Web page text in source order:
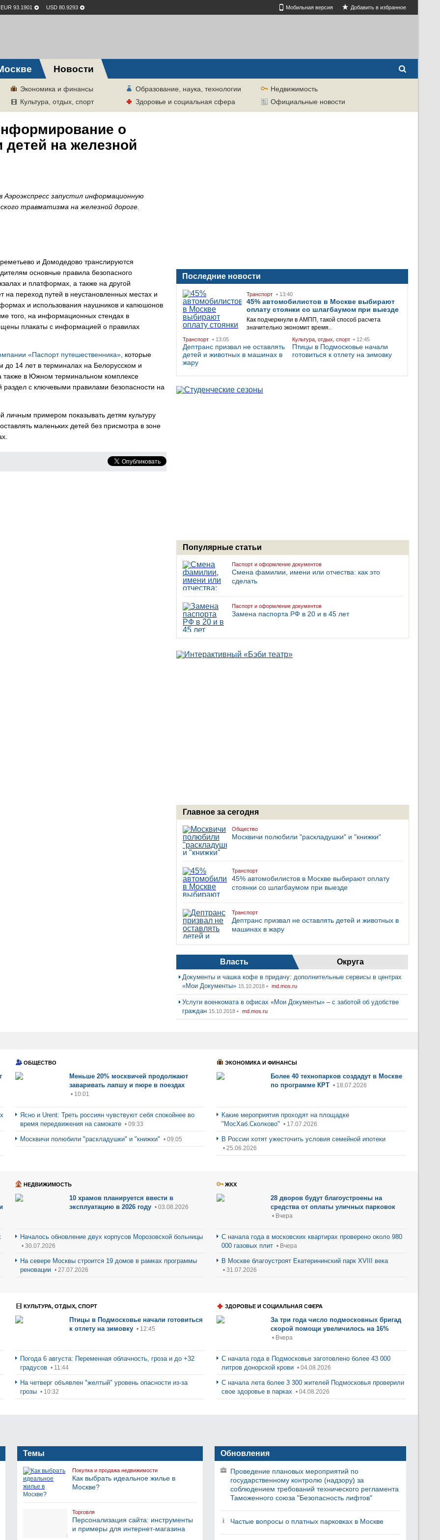
EUR 93.1901 USD 80.9293 Мобильная версия Добавить в избранное
Новости
Экономика и финансы Образование, наука, технологии
Недвижимость
Культура, отдых, спорт Здоровье и социальная сфера Официальные новости
о
детей на железной
Аэроэкспресс запустил информационную
травматизма на железной дороге.
и Домодедово транслируются
основные правила безопасного
и платформах, а также на другой
на переход путей в неустановленных местах и
и использования наушников и капюшонов
того, на информационных стендах в
плакаты с информацией о правилах
«Паспорт путешественника», которые
до 14 лет в терминалах на Белорусском и
также в Южном терминальном комплексе
с ключевыми правилами безопасности на
личным примером показывать детям культуру
маленьких детей без присмотра в зоне
Последние новости
Транспорт • 13:40
45% автомобилистов в Москве выбирают
оплату стоянки со шлагбаумом при выезде
Как подчеркнули в АМПП, такой способ расчета
значительно экономит время..
Транспорт • 13:05
Дептранс призвал не оставлять
детей и животных в машинах в
жару
Культура, отдых, спорт • 12:45
Птицы в Подмосковье начали
готовиться к отлету на зимовку
Популярные статьи
Паспорт и оформление документов
Смена фамилии, имени или отчества: как это
сделать
Паспорт и оформление документов
Замена паспорта РФ в 20 и в 45 лет
Главное за сегодня
Общество
Москвичи полюбили "раскладушки" и "книжки"
Транспорт
45% автомобилистов в Москве выбирают оплату
стоянки со шлагбаумом при выезде
Транспорт
Дептранс призвал не оставлять детей и животных в
машинах в жару
Власть Округа
Документы и чашка кофе в придачу: дополнительные сервисы в центрах
«Мои Документы» 15.10.2018 • md.mos.ru
Услуги военкомата в офисах «Мои Документы» – с заботой об удобстве
граждан 15.10.2018 • md.mos.ru
ОБЩЕСТВО
Меньше 20% москвичей продолжают
заваривать лапшу и пюре в поездах
• 10:01
Ясно и Urent: Треть россиян чувствуют себя спокойнее во
время передвижения на самокате • 09:33
Москвичи полюбили "раскладушки" и "книжки" • 09:05
ЭКОНОМИКА И ФИНАНСЫ
Более 40 технопарков создадут в Москве
по программе КРТ • 18.07.2026
Какие мероприятия проходят на площадке
"МосХаб.Сколково" • 17.07.2026
В России хотят ужесточить условия семейной ипотеки
• 25.06.2026
НЕДВИЖИМОСТЬ
10 храмов планируется ввести в
эксплуатацию в 2026 году • 03.08.2026
Началось обновление двух корпусов Морозовской больницы
• 30.07.2026
На севере Москвы строится 19 домов в рамках программы
реновации • 27.07.2026
ЖКХ
28 дворов будут благоустроены на
средства от оплаты уличных парковок
• Вчера
С начала года в московских квартирах проверено около 980
000 газовых плит • Вчера
В Москве благоустроят Екатерининский парк XVIII века
• 31.07.2026
КУЛЬТУРА, ОТДЫХ, СПОРТ
Птицы в Подмосковье начали готовиться
к отлету на зимовку • 12:45
Погода 6 августа: Переменная облачность, гроза и до +32
градусов • 11:44
На четверг объявлен "желтый" уровень опасности из-за
грозы • 10:32
ЗДОРОВЬЕ И СОЦИАЛЬНАЯ СФЕРА
За три года число подмосковных бригад
скорой помощи увеличилось на 16%
• Вчера
С начала года в Подмосковье заготовлено более 43 000
литров донорской крови • 04.08.2026
С начала лета более 3 300 жителей Подмосковья проверили
свое здоровье в парках • 04.08.2026
Темы
Покупка и продажа недвижимости
Как выбрать идеальное жилье в
Москве?
Торговля
Персонализация сайта: инструменты
и примеры для интернет-магазина
Обновления
Проведение плановых мероприятий по
государственному контролю (надзору) за
соблюдением требований технического регламента
Таможенного союза "Безопасность лифтов"
Частые вопросы о платных парковках в Москве